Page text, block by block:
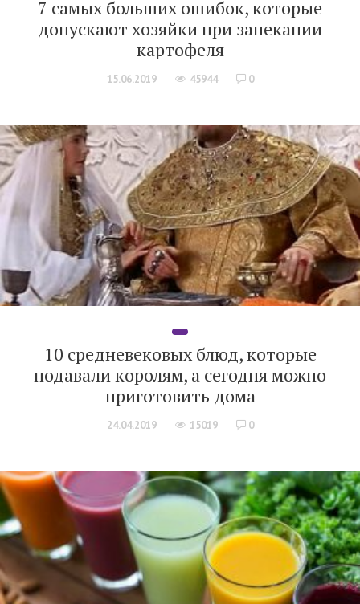
7 самых больших ошибок, которые
допускают хозяйки при запекании
картофеля
15.06.2019 45944 0
10 средневековых блюд, которые
подавали королям, а сегодня можно
приготовить дома
24.04.2019 15019 0